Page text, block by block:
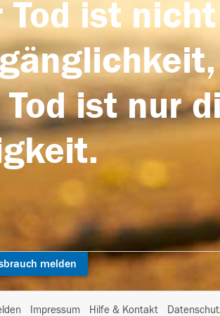
Tod ist
ist nur
melden
Impressum Hilfe & Kontakt